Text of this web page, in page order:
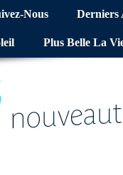
Nous Derniers
Plus Belle La